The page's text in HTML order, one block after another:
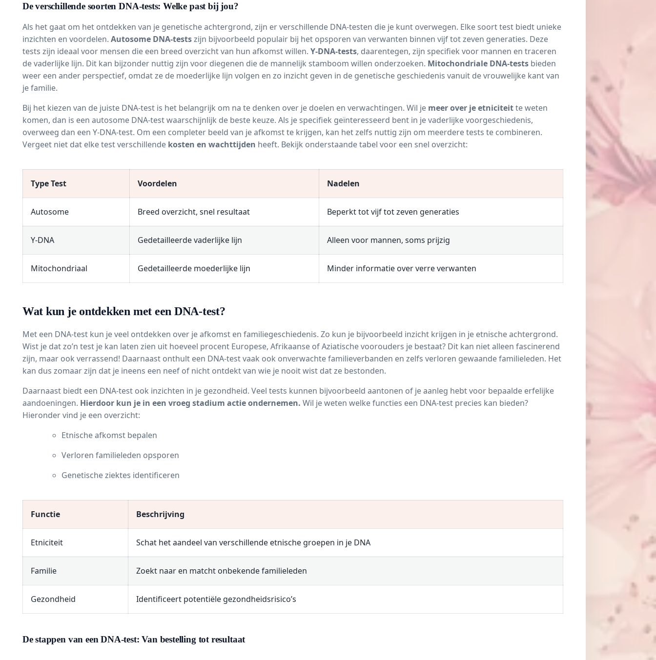
De verschillende soorten DNA-tests: Welke past bij jou?
Als het gaat om het ontdekken van je genetische achtergrond, zijn er verschillende DNA-testen die je kunt overwegen. Elke soort test biedt unieke
inzichten en voordelen. Autosome DNA-testszijn bijvoorbeeld populair bij het opsporen van verwanten binnen vijf tot zeven generaties. Deze
tests zijn ideaal voor mensen die een breed overzicht van hun afkomst willen. Y-DNA-tests, daarentegen, zijn specifiek voor mannen en traceren
de vaderlijke lijn. Dit kan bijzonder nuttig zijn voor diegenen die de mannelijk stamboom willen onderzoeken. Mitochondriale DNA-testsbieden
weer een ander perspectief, omdat ze de moederlijke lijn volgen en zo inzicht geven in de genetische geschiedenis vanuit de vrouwelijke kant van
je familie.
Bij het kiezen van de juiste DNA-test is het belangrijk om na te denken over je doelen en verwachtingen. Wil je meer over je etniciteitte weten
komen, dan is een autosome DNA-test waarschijnlijk de beste keuze. Als je specifiek geïnteresseerd bent in je vaderlijke voorgeschiedenis,
overweeg dan een Y-DNA-test. Om een completer beeld van je afkomst te krijgen, kan het zelfs nuttig zijn om meerdere tests te combineren.
Vergeet niet dat elke test verschillende kosten en wachttijden heeft. Bekijk onderstaande tabel voor een snel overzicht:
Type Test Voordelen Nadelen
Autosome Breed overzicht, snel resultaat Beperkt tot vijf tot zeven generaties
Y-DNA Gedetailleerde vaderlijke lijn Alleen voor mannen, soms prijzig
Mitochondriaal Gedetailleerde moederlijke lijn Minder informatie over verre verwanten
Wat kun je ontdekken met een DNA-test?
Met een DNA-test kun je veel ontdekken over je afkomst en familiegeschiedenis. Zo kun je bijvoorbeeld inzicht krijgen in je etnische achtergrond.
Wist je dat zo’n test je kan laten zien uit hoeveel procent Europese, Afrikaanse of Aziatische voorouders je bestaat? Dit kan niet alleen fascinerend
zijn, maar ook verrassend! Daarnaast onthult een DNA-test vaak ook onverwachte familieverbanden en zelfs verloren gewaande familieleden. Het
kan dus zomaar zijn dat je ineens een neef of nicht ontdekt van wie je nooit wist dat ze bestonden.
Daarnaast biedt een DNA-test ook inzichten in je gezondheid. Veel tests kunnen bijvoorbeeld aantonen of je aanleg hebt voor bepaalde erfelijke
aandoeningen. Hierdoor kun je in een vroeg stadium actie ondernemen. Wil je weten welke functies een DNA-test precies kan bieden?
Hieronder vind je een overzicht:
Etnische afkomst bepalen
Verloren familieleden opsporen
Genetische ziektes identificeren
Functie Beschrijving
Etniciteit Schat het aandeel van verschillende etnische groepen in je DNA
Familie Zoekt naar en matcht onbekende familieleden
Gezondheid Identificeert potentiële gezondheidsrisico’s
De stappen van een DNA-test: Van bestelling tot resultaat